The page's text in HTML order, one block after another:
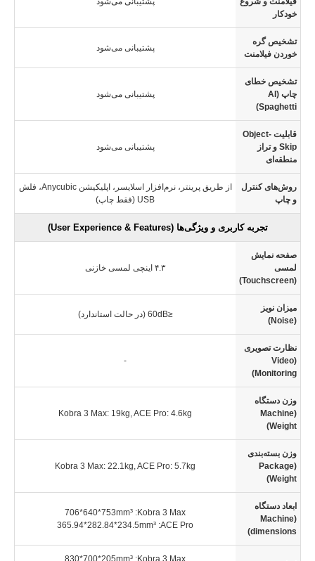
خودکار
تشخیص گره
خوردن فیلامنت
پشتیبانی می‌شود
تشخیص خطای
چاپ (AI
Spaghetti)
پشتیبانی می‌شود
قابلیت Object-
Skip و تراز
منطقه‌ای
پشتیبانی می‌شود
روش‌های کنترل
و چاپ
از طریق پرینتر، نرم‌افزار اسلایسر، اپلیکیشن Anycubic، فلش
USB (فقط چاپ)
تجربه کاربری و ویژگی‌ها (User Experience & Features)
صفحه نمایش
لمسی
(Touchscreen)
۴.۳ اینچی لمسی خازنی
میزان نویز
(Noise)
≤60dB (در حالت استاندارد)
نظارت تصویری
(Video
Monitoring)
-
وزن دستگاه
(Machine
Weight)
Kobra 3 Max: 19kg, ACE Pro: 4.6kg
وزن بسته‌بندی
(Package
Weight)
Kobra 3 Max: 22.1kg, ACE Pro: 5.7kg
ابعاد دستگاه
(Machine
dimensions)
Kobra 3 Max:
706*640*753mm³
ACE Pro:
365.94*282.84*234.5mm³
Kobra 3 Max:
830*700*205mm³